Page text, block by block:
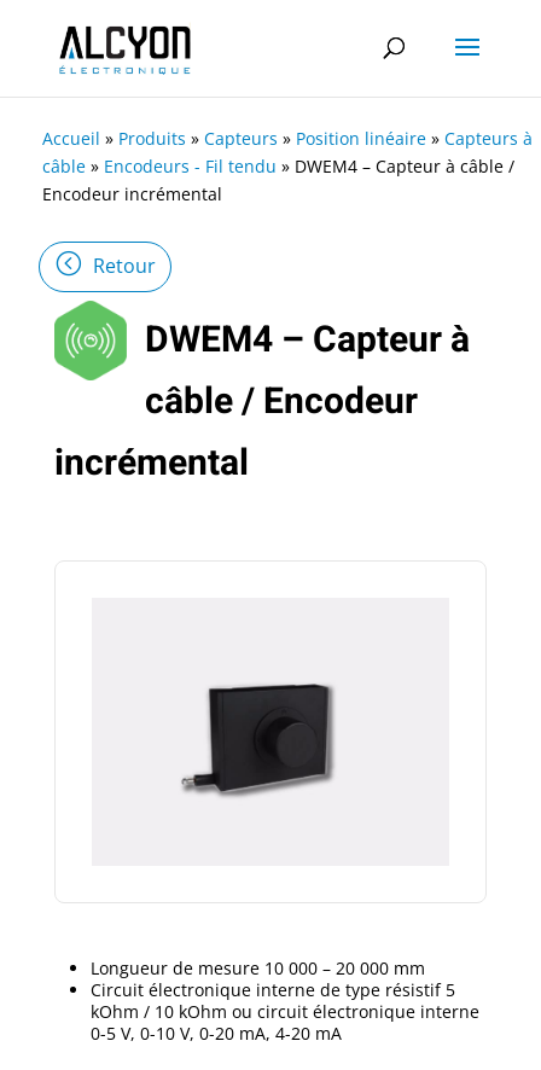
Accueil » Produits » Capteurs » Position linéaire » Capteurs à
câble » Encodeurs - Fil tendu » DWEM4 – Capteur à câble /
Encodeur incrémental
Retour
DWEM4 – Capteur à
câble / Encodeur
incrémental
Longueur de mesure 10 000 – 20 000 mm
Circuit électronique interne de type résistif 5
kOhm / 10 kOhm ou circuit électronique interne
0-5 V, 0-10 V, 0-20 mA, 4-20 mA